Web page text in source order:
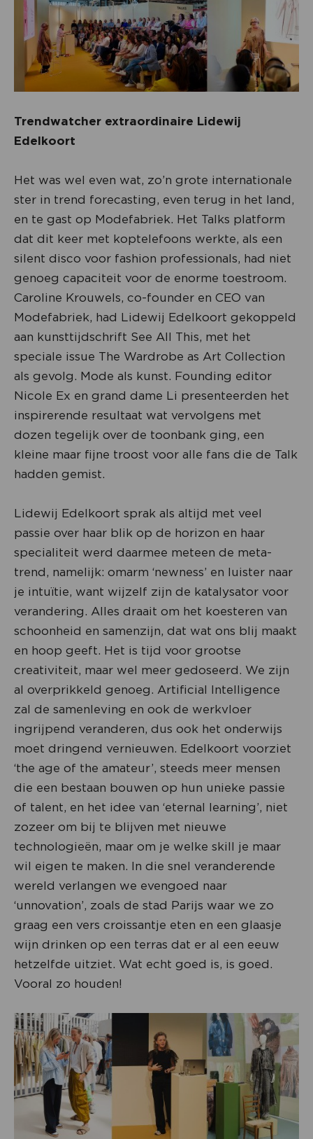
Trendwatcher extraordinaire Lidewij
Edelkoort
Het was wel even wat, zo’n grote internationale
ster in trend forecasting, even terug in het land,
en te gast op Modefabriek. Het Talks platform
dat dit keer met koptelefoons werkte, als een
silent disco voor fashion professionals, had niet
genoeg capaciteit voor de enorme toestroom.
Caroline Krouwels, co-founder en CEO van
Modefabriek, had Lidewij Edelkoort gekoppeld
aan kunsttijdschrift See All This, met het
speciale issue The Wardrobe as Art Collection
als gevolg. Mode als kunst. Founding editor
Nicole Ex en grand dame Li presenteerden het
inspirerende resultaat wat vervolgens met
dozen tegelijk over de toonbank ging, een
kleine maar fijne troost voor alle fans die de Talk
hadden gemist.
Lidewij Edelkoort sprak als altijd met veel
passie over haar blik op de horizon en haar
specialiteit werd daarmee meteen de meta-
trend, namelijk: omarm ‘newness’ en luister naar
je intuïtie, want wijzelf zijn de katalysator voor
verandering. Alles draait om het koesteren van
schoonheid en samenzijn, dat wat ons blij maakt
en hoop geeft. Het is tijd voor grootse
creativiteit, maar wel meer gedoseerd. We zijn
al overprikkeld genoeg. Artificial Intelligence
zal de samenleving en ook de werkvloer
ingrijpend veranderen, dus ook het onderwijs
moet dringend vernieuwen. Edelkoort voorziet
‘the age of the amateur’, steeds meer mensen
die een bestaan bouwen op hun unieke passie
of talent, en het idee van ‘eternal learning’, niet
zozeer om bij te blijven met nieuwe
technologieën, maar om je welke skill je maar
wil eigen te maken. In die snel veranderende
wereld verlangen we evengoed naar
‘unnovation’, zoals de stad Parijs waar we zo
graag een vers croissantje eten en een glaasje
wijn drinken op een terras dat er al een eeuw
hetzelfde uitziet. Wat echt goed is, is goed.
Vooral zo houden!